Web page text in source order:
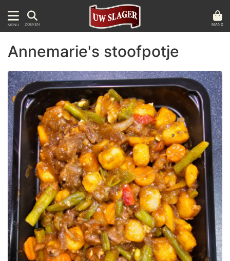
MENU ZOEKEN MAND
Annemarie's stoofpotje